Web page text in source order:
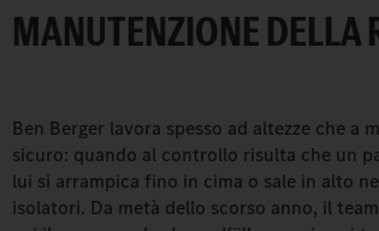
MANUTENZIONE DELLA
Ben Berger lavora spesso ad altezze che
sicuro: quando al controllo risulta che un
lui si arrampica fino in cima o sale in alto
isolatori. Da metà dello scorso anno, il